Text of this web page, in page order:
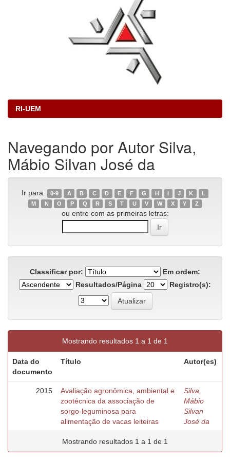
RI-UEM
Navegando por Autor Silva,
Mábio Silvan José da
Ir para: 0-9 A B C D E F G H I J K
L
M
N O P Q R S T U V W X Y Z
ou entre com as primeiras letras:
Classificar por:
Em ordem:
Resultados/Página
Registro(s):
Mostrando resultados 1 a 1 de 1
Data do
documento
Título Autor(es)
2015
Avaliação agronômica, ambiental e
zootécnica da associação de
sorgo-leguminosa para
alimentação de vacas leiteiras
Silva,
Mábio
Silvan
José da
Mostrando resultados 1 a 1 de 1